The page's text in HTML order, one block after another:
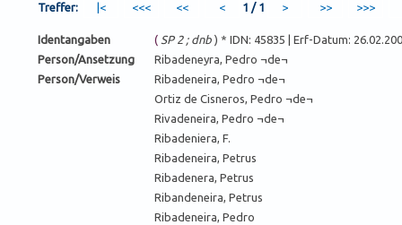
Treffer:
1 / 1
Identangaben ( SP 2 ; dnb ) * IDN: 45835 | Erf-Datum:
Person/Ansetzung
Ribadeneyra, Pedro ¬de¬
Person/Verweis
Ribadeneira, Pedro ¬de¬
Ortiz de Cisneros, Pedro ¬de¬
Rivadeneira, Pedro ¬de¬
Ribadeniera, F.
Ribadeneira, Petrus
Ribadenera, Petrus
Ribandeneira, Petrus
Ribadeneira, Pedro